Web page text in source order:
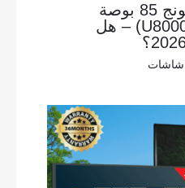
عيوب شاشة سامسونج 85 بوصة
ومميزاتها (موديل U8000F) – هل
شاشات